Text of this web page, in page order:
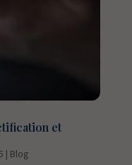
et
| Blog